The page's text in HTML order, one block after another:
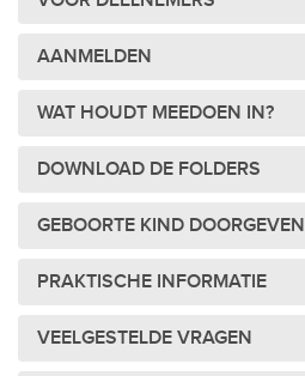
AANMELDEN
WAT HOUDT MEEDOEN IN?
DOWNLOAD DE FOLDERS
GEBOORTE KIND DOORGEVEN
PRAKTISCHE INFORMATIE
VEELGESTELDE VRAGEN